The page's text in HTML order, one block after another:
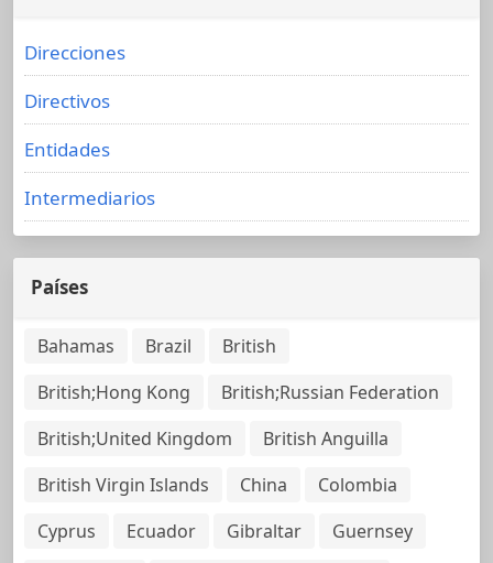
Direcciones
Directivos
Entidades
Intermediarios
Países
Bahamas Brazil
British
British;Hong Kong
British;Russian Federation
British;United Kingdom
British Anguilla
British Virgin Islands
China
Colombia
Cyprus
Ecuador Gibraltar
Guernsey